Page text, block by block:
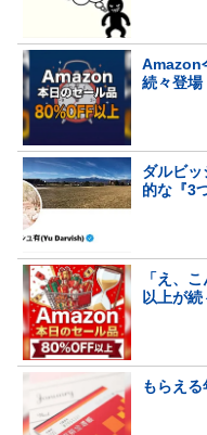
Amazon
続々登場
ダルビ
的な『3
「え、
以上が
もらえ